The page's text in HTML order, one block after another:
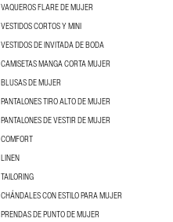
VAQUEROS FLARE DE MUJER
VESTIDOS CORTOS Y MINI
VESTIDOS DE INVITADA DE BODA
CAMISETAS MANGA CORTA MUJER
BLUSAS DE MUJER
PANTALONES TIRO ALTO DE MUJER
PANTALONES DE VESTIR DE MUJER
COMFORT
LINEN
TAILORING
CHÁNDALES CON ESTILO PARA MUJER
PRENDAS DE PUNTO DE MUJER